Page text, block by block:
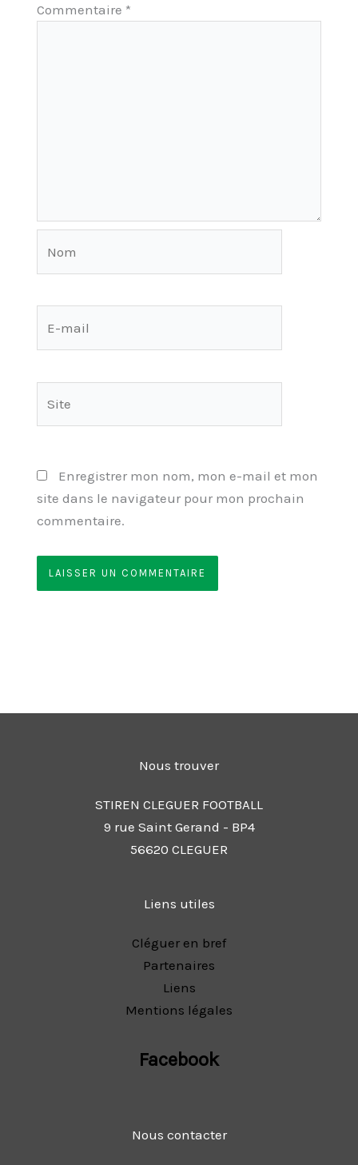
Commentaire *
Enregistrer mon nom, mon e-mail et mon
site dans le navigateur pour mon prochain
commentaire.
Nous trouver
STIREN CLEGUER FOOTBALL
9 rue Saint Gerand - BP4
56620 CLEGUER
Liens utiles
Cléguer en bref
Partenaires
Liens
Mentions légales
Facebook
Nous contacter